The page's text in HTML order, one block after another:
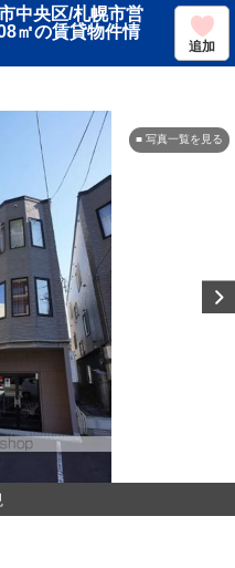
中央区/札幌市営
㎡の賃貸物件情
追加
■ 写真一覧を見る